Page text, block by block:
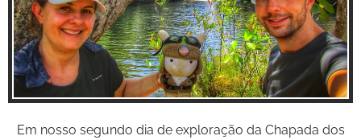
VÍDEOS
Inspire-se!
Em nosso segundo dia de exploração da Chapada dos